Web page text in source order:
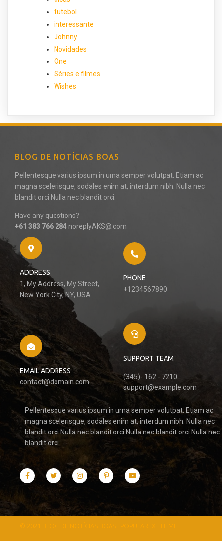
futebol
interessante
Johnny
Novidades
One
Séries e filmes
Wishes
BLOG DE NOTÍCIAS BOAS
Pellentesque varius ipsum in urna semper volutpat. Etiam ac
magna scelerisque, sodales enim at, interdum nibh. Nulla nec
blandit orci Nulla nec blandit orci.
Have any questions?
+61 383 766 284 noreplyAKS@.com
ADDRESS
1, My Address, My Street,
New York City, NY, USA
PHONE
+1234567890
EMAIL ADDRESS
contact@domain.com
SUPPORT TEAM
(345)- 162 - 7210
support@example.com
Pellentesque varius ipsum in urna semper volutpat. Etiam ac
magna scelerisque, sodales enim at, interdum nibh. Nulla nec
blandit orci Nulla nec blandit orci Nulla nec blandit orci Nulla nec
blandit orci.
© 2021 BLOG DE NOTÍCIAS BOAS | POPULARFX THEME